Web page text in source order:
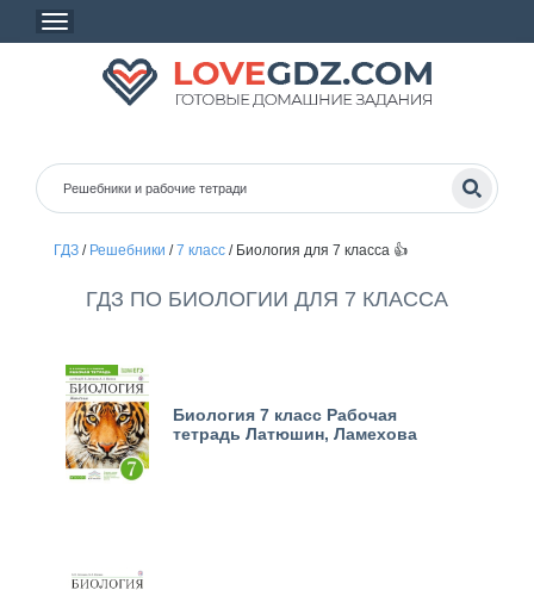
ГДЗ/ Решебники /7 класс/ Биология для 7 класса 👍
ГДЗ ПО БИОЛОГИИ ДЛЯ 7 КЛАССА
Биология 7 класс Рабочая
тетрадь Латюшин, Ламехова